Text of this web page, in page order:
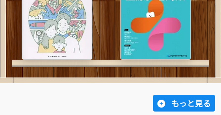
もっと見る